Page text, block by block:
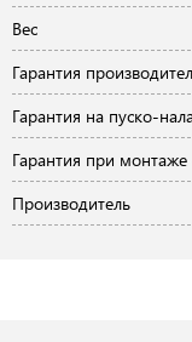
Вес
Гарантия
Гарантия на пуско-
Гарантия при
Производитель